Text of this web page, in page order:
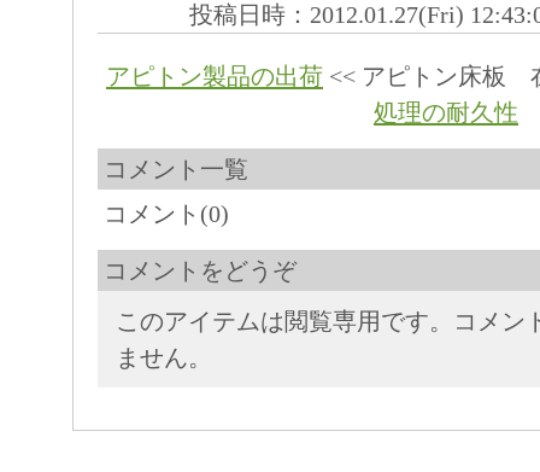
投稿日時：2012.01.27(Fri)
アピトン製品の出荷 << アピトン床板
処理の耐久性
コメント一覧
コメント(0)
コメントをどうぞ
このアイテムは閲覧専用です。コメン
ません。